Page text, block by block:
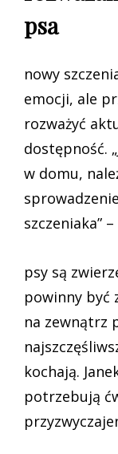
psa
nowy
emocji, ale
rozważyć
dostępność.
w domu,
szczeniaka”
psy są
powinny być
na zewnątrz
kochają.
potrzebują